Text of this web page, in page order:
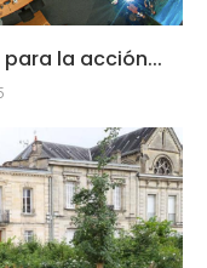
para la acción...